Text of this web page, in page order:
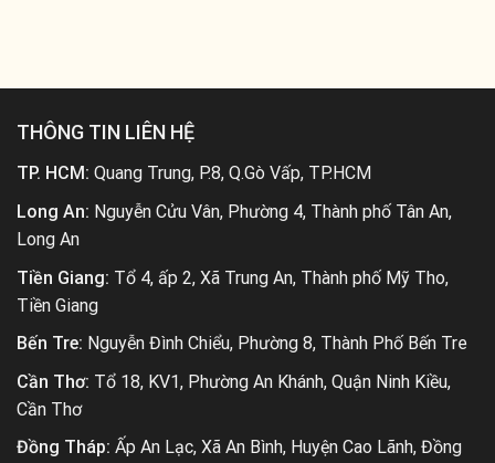
THÔNG TIN LIÊN HỆ
TP. HCM: Quang Trung, P.8, Q.Gò Vấp, TP.HCM
Long An: Nguyễn Cửu Vân, Phường 4, Thành phố Tân An,
Long An
Tiền Giang: Tổ 4, ấp 2, Xã Trung An, Thành phố Mỹ Tho,
Tiền Giang
Bến Tre: Nguyễn Đình Chiểu, Phường 8, Thành Phố Bến Tre
Cần Thơ: Tổ 18, KV1, Phường An Khánh, Quận Ninh Kiều,
Cần Thơ
Đồng Tháp: Ấp An Lạc, Xã An Bình, Huyện Cao Lãnh, Đồng